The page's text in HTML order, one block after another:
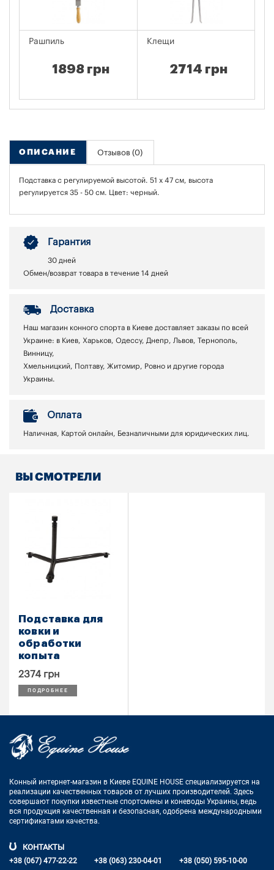
Рашпиль
1898 грн
Клещи
2714 грн
ОПИСАНИЕ Отзывов (0)
Подставка с регулируемой высотой. 51 х 47 см, высота
регулируется 35 - 50 см. Цвет: черный.
Гарантия
30 дней
Обмен/возврат товара в течение 14 дней
Доставка
Наш магазин конного спорта в Киеве доставляет заказы по всей
Украине: в Киев, Харьков, Одессу, Днепр, Львов, Тернополь,
Винницу,
Хмельницкий, Полтаву, Житомир, Ровно и другие города
Украины.
Оплата
Наличная, Картой онлайн, Безналичными для юридических лиц.
ВЫ СМОТРЕЛИ
Подставка для
ковки и
обработки
копыта
2374 грн
ПОДРОБНЕЕ
Конный интернет-магазин в Киеве EQUINE HOUSE специализируется на
реализации качественных товаров от лучших производителей. Здесь
совершают покупки известные спортсмены и коневоды Украины, ведь
вся продукция качественная и безопасная, одобрена международными
сертификатами качества.
КОНТАКТЫ
+38 (067) 477-22-22 +38 (063) 230-04-01 +38 (050) 595-10-00